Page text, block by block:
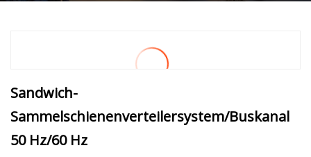
Sandwich-
Sammelschienenverteilersystem/Buskanal
50 Hz/60 Hz